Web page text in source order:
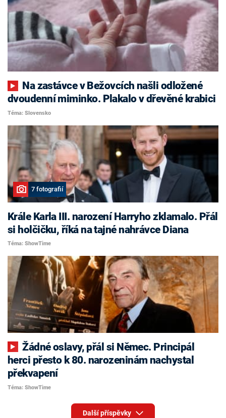
dvoudenní miminko. Plakalo v dřevěné krabici
Téma: Slovensko
7 fotografií
Krále Karla III. narození Harryho zklamalo. Přál
si holčičku, říká na tajné nahrávce Diana
Téma: ShowTime
Žádné oslavy, přál si Němec. Principál
herci přesto k 80. narozeninám nachystal
překvapení
Téma: ShowTime
Další příspěvky